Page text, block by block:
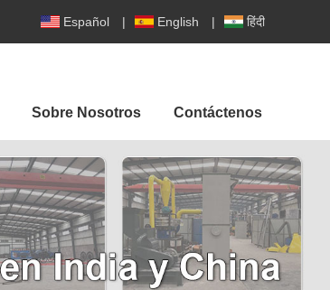
Español | English | हिंदी
Sobre Nosotros Contáctenos